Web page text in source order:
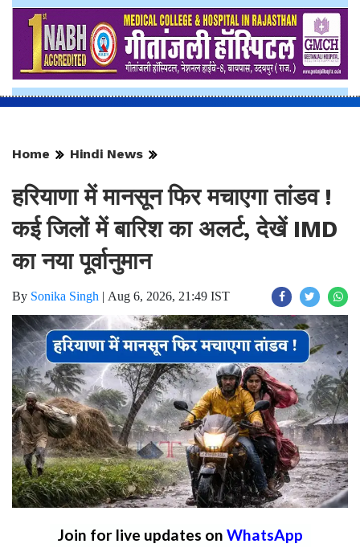
Home Hindi News
हरियाणा में मानसून फिर मचाएगा तांडव !
कई जिलों में बारिश का अलर्ट, देखें IMD
का नया पूर्वानुमान
By Sonika Singh | Aug 6, 2026, 21:49 IST
Join for live updates on WhatsApp